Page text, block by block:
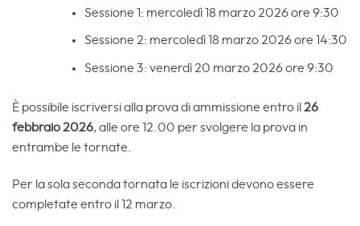
Sessione 1: mercoledì 18 marzo 2026 ore 9:30
Sessione 2: mercoledì 18 marzo 2026 ore 14:30
Sessione 3: venerdì 20 marzo 2026 ore 9:30
È possibile iscriversi alla prova di ammissione entro il 26
febbraio 2026, alle ore 12.00 per svolgere la prova in
entrambe le tornate.
Per la sola seconda tornata le iscrizioni devono essere
completate entro il 12 marzo.